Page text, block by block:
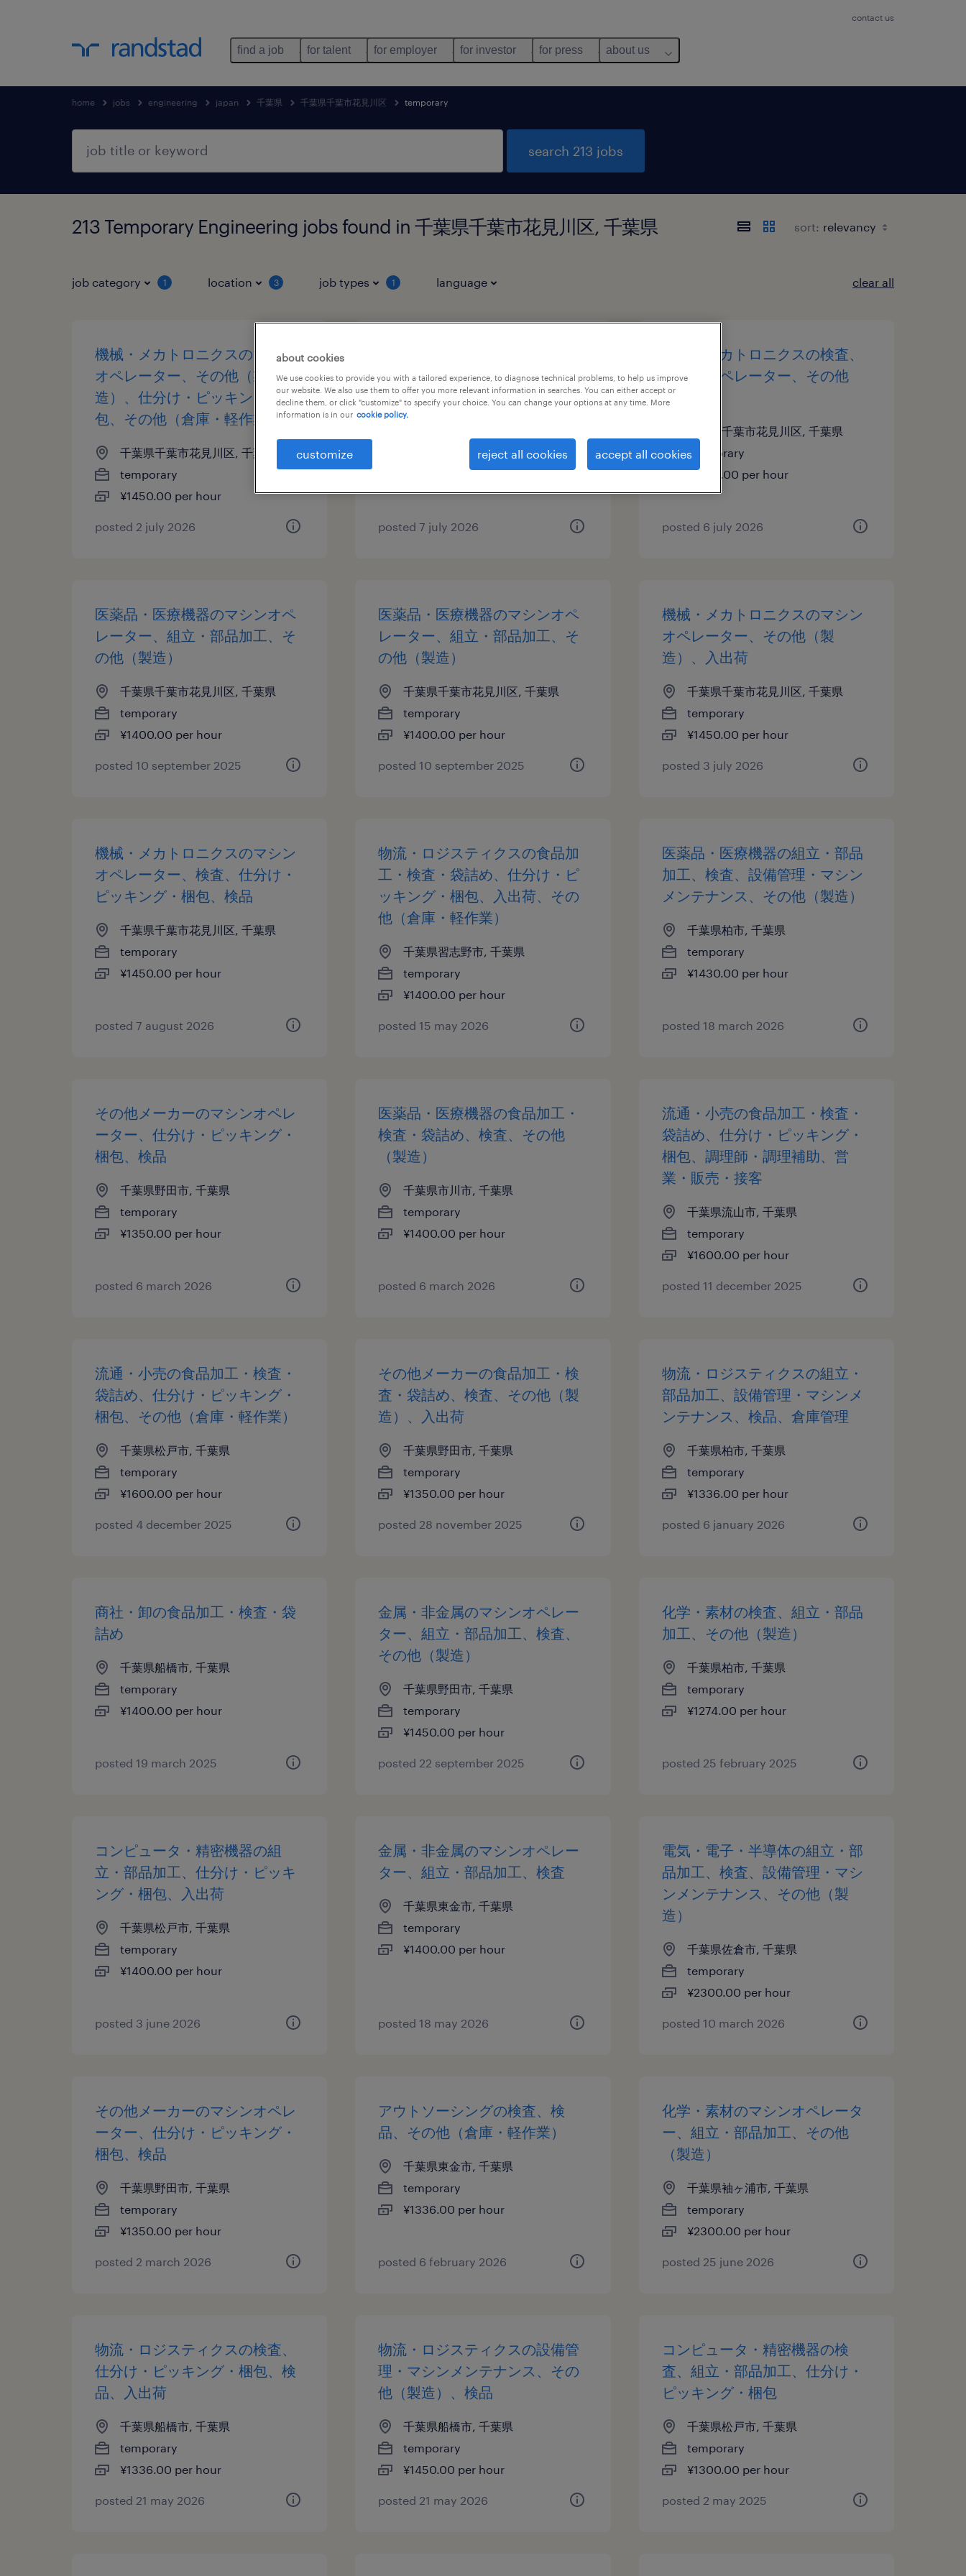
contact us
find a job for talent for employer for investor for press about us
home jobs engineering japan 千葉県 千葉県千葉市花見川区 temporary
search 213 jobs
213 Temporary Engineering jobs found in 千葉県千葉市花見川区, 千葉県 sort:
job category 1 location 3 job types 1 language clear all
機械・メカトロニクスのマシン
オペレーター、その他（製
造）、仕分け・ピッキング・梱
包、その他（倉庫・軽作業）
千葉県千葉市花見川区, 千葉県
temporary
¥1450.00 per hour
posted 2 july 2026
オペレーター、検査、仕分け・
ピッキング・梱包、検品
¥1450.00 per hour
posted 7 july 2026
機械・メカトロニクスの検査、
マシンオペレーター、その他
（製造）
千葉県千葉市花見川区, 千葉県
temporary
¥1450.00 per hour
posted 6 july 2026
医薬品・医療機器のマシンオペ
レーター、組立・部品加工、そ
の他（製造）
千葉県千葉市花見川区, 千葉県
temporary
¥1400.00 per hour
posted 10 september 2025
医薬品・医療機器のマシンオペ
レーター、組立・部品加工、そ
の他（製造）
千葉県千葉市花見川区, 千葉県
temporary
¥1400.00 per hour
posted 10 september 2025
機械・メカトロニクスのマシン
オペレーター、その他（製
造）、入出荷
千葉県千葉市花見川区, 千葉県
temporary
¥1450.00 per hour
posted 3 july 2026
機械・メカトロニクスのマシン
オペレーター、検査、仕分け・
ピッキング・梱包、検品
千葉県千葉市花見川区, 千葉県
temporary
¥1450.00 per hour
posted 7 august 2026
物流・ロジスティクスの食品加
工・検査・袋詰め、仕分け・ピ
ッキング・梱包、入出荷、その
他（倉庫・軽作業）
千葉県習志野市, 千葉県
temporary
¥1400.00 per hour
posted 15 may 2026
医薬品・医療機器の組立・部品
加工、検査、設備管理・マシン
メンテナンス、その他（製造）
千葉県柏市, 千葉県
temporary
¥1430.00 per hour
posted 18 march 2026
その他メーカーのマシンオペレ
ーター、仕分け・ピッキング・
梱包、検品
千葉県野田市, 千葉県
temporary
¥1350.00 per hour
posted 6 march 2026
医薬品・医療機器の食品加工・
検査・袋詰め、検査、その他
（製造）
千葉県市川市, 千葉県
temporary
¥1400.00 per hour
posted 6 march 2026
流通・小売の食品加工・検査・
袋詰め、仕分け・ピッキング・
梱包、調理師・調理補助、営
業・販売・接客
千葉県流山市, 千葉県
temporary
¥1600.00 per hour
posted 11 december 2025
流通・小売の食品加工・検査・
袋詰め、仕分け・ピッキング・
梱包、その他（倉庫・軽作業）
千葉県松戸市, 千葉県
temporary
¥1600.00 per hour
posted 4 december 2025
その他メーカーの食品加工・検
査・袋詰め、検査、その他（製
造）、入出荷
千葉県野田市, 千葉県
temporary
¥1350.00 per hour
posted 28 november 2025
物流・ロジスティクスの組立・
部品加工、設備管理・マシンメ
ンテナンス、検品、倉庫管理
千葉県柏市, 千葉県
temporary
¥1336.00 per hour
posted 6 january 2026
商社・卸の食品加工・検査・袋
詰め
千葉県船橋市, 千葉県
temporary
¥1400.00 per hour
posted 19 march 2025
金属・非金属のマシンオペレー
ター、組立・部品加工、検査、
その他（製造）
千葉県野田市, 千葉県
temporary
¥1450.00 per hour
posted 22 september 2025
化学・素材の検査、組立・部品
加工、その他（製造）
千葉県柏市, 千葉県
temporary
¥1274.00 per hour
posted 25 february 2025
コンピュータ・精密機器の組
立・部品加工、仕分け・ピッキ
ング・梱包、入出荷
千葉県松戸市, 千葉県
temporary
¥1400.00 per hour
posted 3 june 2026
金属・非金属のマシンオペレー
ター、組立・部品加工、検査
千葉県東金市, 千葉県
temporary
¥1400.00 per hour
posted 18 may 2026
電気・電子・半導体の組立・部
品加工、検査、設備管理・マシ
ンメンテナンス、その他（製
造）
千葉県佐倉市, 千葉県
temporary
¥2300.00 per hour
posted 10 march 2026
その他メーカーのマシンオペレ
ーター、仕分け・ピッキング・
梱包、検品
千葉県野田市, 千葉県
temporary
¥1350.00 per hour
posted 2 march 2026
アウトソーシングの検査、検
品、その他（倉庫・軽作業）
千葉県東金市, 千葉県
temporary
¥1336.00 per hour
posted 6 february 2026
化学・素材のマシンオペレータ
ー、組立・部品加工、その他
（製造）
千葉県袖ヶ浦市, 千葉県
temporary
¥2300.00 per hour
posted 25 june 2026
物流・ロジスティクスの検査、
仕分け・ピッキング・梱包、検
品、入出荷
千葉県船橋市, 千葉県
temporary
¥1336.00 per hour
posted 21 may 2026
物流・ロジスティクスの設備管
理・マシンメンテナンス、その
他（製造）、検品
千葉県船橋市, 千葉県
temporary
¥1450.00 per hour
posted 21 may 2026
コンピュータ・精密機器の検
査、組立・部品加工、仕分け・
ピッキング・梱包
千葉県松戸市, 千葉県
temporary
¥1300.00 per hour
posted 2 may 2025
about cookies
We use cookies to provide you with a tailored experience, to diagnose technical problems, to help us improve
our website. We also use them to offer you more relevant information in searches. You can either accept or
decline them, or click "customize" to specify your choice. You can change your options at any time. More
information is in our cookie policy.
customize reject all cookies accept all cookies